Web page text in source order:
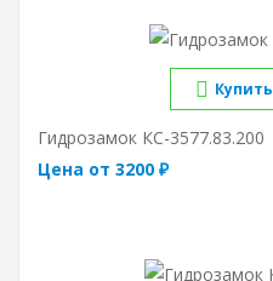
Купить
Гидрозамок КС-3577.83.200
Цена от 3200 ₽